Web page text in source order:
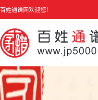
百姓通谱网欢迎您！